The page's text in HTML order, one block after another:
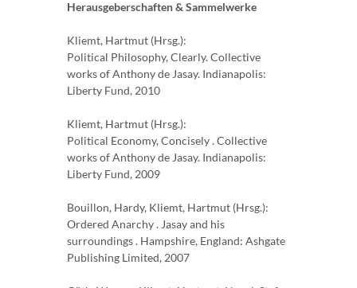
Herausgeberschaften & Sammelwerke
Kliemt, Hartmut (Hrsg.):
Political Philosophy, Clearly. Collective
works of Anthony de Jasay. Indianapolis:
Liberty Fund, 2010
Kliemt, Hartmut (Hrsg.):
Political Economy, Concisely . Collective
works of Anthony de Jasay. Indianapolis:
Liberty Fund, 2009
Bouillon, Hardy, Kliemt, Hartmut (Hrsg.):
Ordered Anarchy . Jasay and his
surroundings . Hampshire, England: Ashgate
Publishing Limited, 2007